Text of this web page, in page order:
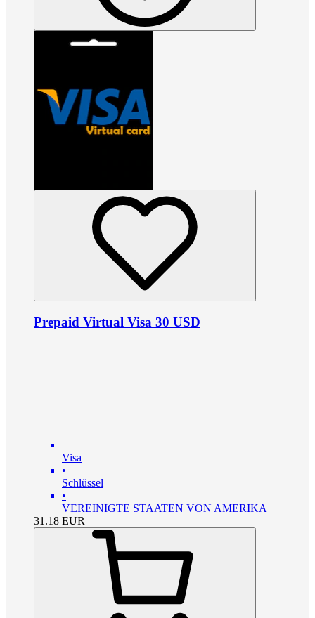
Prepaid Virtual Visa 30 USD
Visa
•
Schlüssel
•
VEREINIGTE STAATEN VON AMERIKA
31.18 EUR